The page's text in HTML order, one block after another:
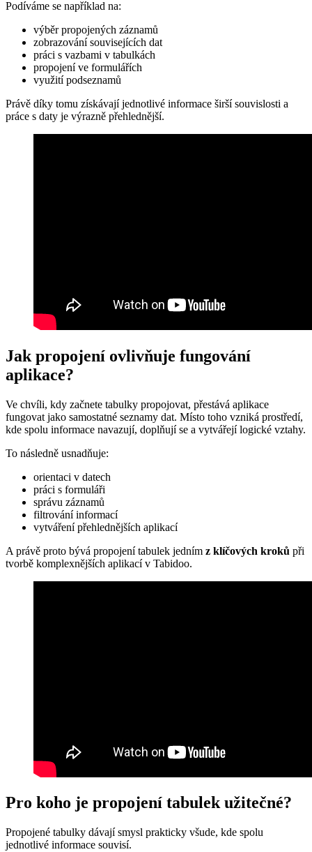
Podíváme se například na:
výběr propojených záznamů
zobrazování souvisejících dat
práci s vazbami v tabulkách
propojení ve formulářích
využití podseznamů
Právě díky tomu získávají jednotlivé informace širší souvislosti a
práce s daty je výrazně přehlednější.
Jak propojení ovlivňuje fungování
aplikace?
Ve chvíli, kdy začnete tabulky propojovat, přestává aplikace
fungovat jako samostatné seznamy dat. Místo toho vzniká prostředí,
kde spolu informace navazují, doplňují se a vytvářejí logické vztahy.
To následně usnadňuje:
orientaci v datech
práci s formuláři
správu záznamů
filtrování informací
vytváření přehlednějších aplikací
A právě proto bývá propojení tabulek jedním z klíčových kroků při
tvorbě komplexnějších aplikací v Tabidoo.
Pro koho je propojení tabulek užitečné?
Propojené tabulky dávají smysl prakticky všude, kde spolu
jednotlivé informace souvisí.